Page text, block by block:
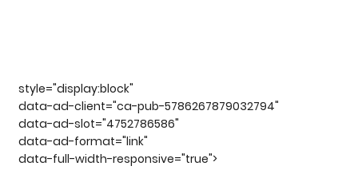
style="display:block"
data-ad-client="ca-pub-5786267879032794"
data-ad-slot="4752786586"
data-ad-format="link"
data-full-width-responsive="true">